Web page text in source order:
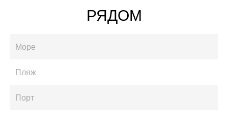
РЯДОМ
Море
Пляж
Порт